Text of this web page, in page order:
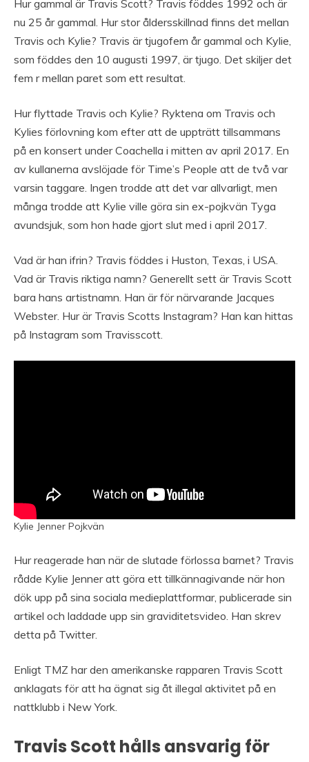
Hur gammal är Travis Scott? Travis föddes 1992 och är
nu 25 år gammal. Hur stor åldersskillnad finns det mellan
Travis och Kylie? Travis är tjugofem år gammal och Kylie,
som föddes den 10 augusti 1997, är tjugo. Det skiljer det
fem r mellan paret som ett resultat.
Hur flyttade Travis och Kylie? Ryktena om Travis och
Kylies förlovning kom efter att de uppträtt tillsammans
på en konsert under Coachella i mitten av april 2017. En
av kullanerna avslöjade för Time’s People att de två var
varsin taggare. Ingen trodde att det var allvarligt, men
många trodde att Kylie ville göra sin ex-pojkvän Tyga
avundsjuk, som hon hade gjort slut med i april 2017.
Vad är han ifrin? Travis föddes i Huston, Texas, i USA.
Vad är Travis riktiga namn? Generellt sett är Travis Scott
bara hans artistnamn. Han är för närvarande Jacques
Webster. Hur är Travis Scotts Instagram? Han kan hittas
på Instagram som Travisscott.
Kylie Jenner Pojkvän
Hur reagerade han när de slutade förlossa barnet? Travis
rådde Kylie Jenner att göra ett tillkännagivande när hon
dök upp på sina sociala medieplattformar, publicerade sin
artikel och laddade upp sin graviditetsvideo. Han skrev
detta på Twitter.
Enligt TMZ har den amerikanske rapparen Travis Scott
anklagats för att ha ägnat sig åt illegal aktivitet på en
nattklubb i New York.
Travis Scott hålls ansvarig för